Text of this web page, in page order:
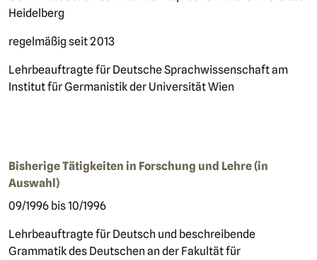
Heidelberg
regelmäßig seit 2013
Lehrbeauftragte für Deutsche Sprachwissenschaft am
Institut für Germanistik der Universität Wien
Bisherige Tätigkeiten in Forschung und Lehre (in
Auswahl)
09/1996 bis 10/1996
Lehrbeauftragte für Deutsch und beschreibende
Grammatik des Deutschen an der Fakultät für